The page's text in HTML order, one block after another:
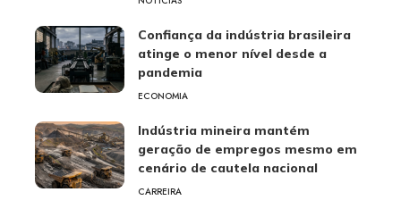
Confiança da indústria brasileira
atinge o menor nível desde a
pandemia
ECONOMIA
Indústria mineira mantém
geração de empregos mesmo em
cenário de cautela nacional
CARREIRA